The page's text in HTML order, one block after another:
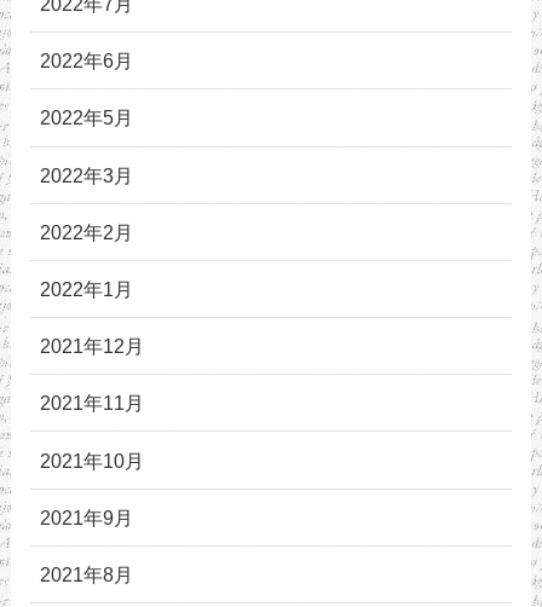
2022年6月
2022年5月
2022年3月
2022年2月
2022年1月
2021年12月
2021年11月
2021年10月
2021年9月
2021年8月